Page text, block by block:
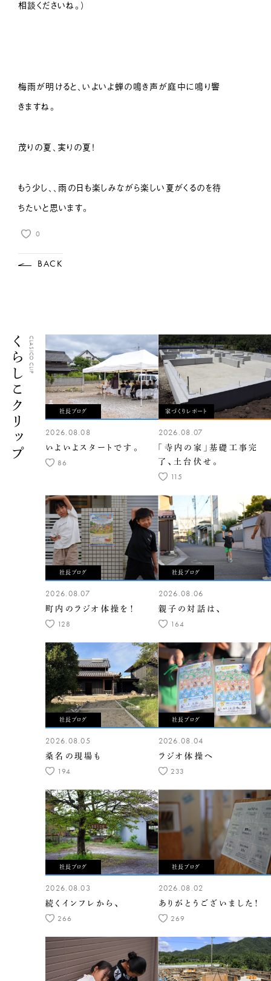
相談くださいね。）
梅雨が明けると、いよいよ蝉の鳴き声が庭中に鳴り響
きますね。
茂りの夏、実りの夏！
もう少し、、雨の日も楽しみながら楽しい夏がくるのを待
ちたいと思います。
0
BACK
くらしこクリップCLASICO CLIP
社長ブログ
2026.08.08
いよいよスタートです。
86
家づくりレポート
2026.08.07
「寺内の家」基礎工事完
了、土台伏せ。
115
社長ブログ
2026.08.07
町内のラジオ体操を！
128
社長ブログ
2026.08.06
親子の対話は、
164
社長ブログ
2026.08.05
桑名の現場も
194
社長ブログ
2026.08.04
ラジオ体操へ
233
社長ブログ
2026.08.03
続くインフレから、
266
社長ブログ
2026.08.02
ありがとうございました！
269